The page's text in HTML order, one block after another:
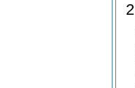
2